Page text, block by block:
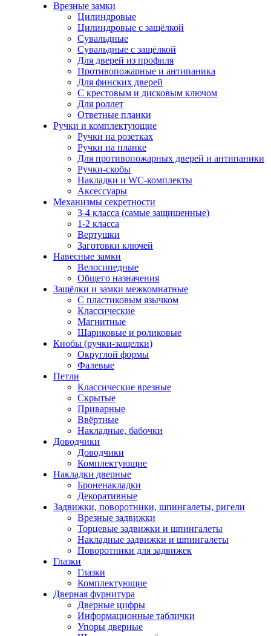
Врезные замки
Цилиндровые
Цилиндровые с защёлкой
Сувальдные
Сувальдные с защёлкой
Для дверей из профиля
Противопожарные и антипаника
Для финских дверей
С крестовым и дисковым ключом
Для роллет
Ответные планки
Ручки и комплектующие
Ручки на розетках
Ручки на планке
Для противопожарных дверей и антипаники
Ручки-скобы
Накладки и WC-комплекты
Аксессуары
Механизмы секретности
3-4 класса (самые защищенные)
1-2 класса
Вертушки
Заготовки ключей
Навесные замки
Велосипедные
Общего назначения
Защёлки и замки межкомнатные
С пластиковым язычком
Классические
Магнитные
Шариковые и роликовые
Кнобы (ручки-защелки)
Округлой формы
Фалевые
Петли
Классические врезные
Скрытые
Приварные
Ввёртные
Накладные, бабочки
Доводчики
Доводчики
Комплектующие
Накладки дверные
Броненакладки
Декоративные
Задвижки, поворотники, шпингалеты, ригели
Врезные задвижки
Торцевые задвижки и шпингалеты
Накладные задвижки и шпингалеты
Поворотники для задвижек
Глазки
Глазки
Комплектующие
Дверная фурнитура
Дверные цифры
Информационные таблички
Упоры дверные